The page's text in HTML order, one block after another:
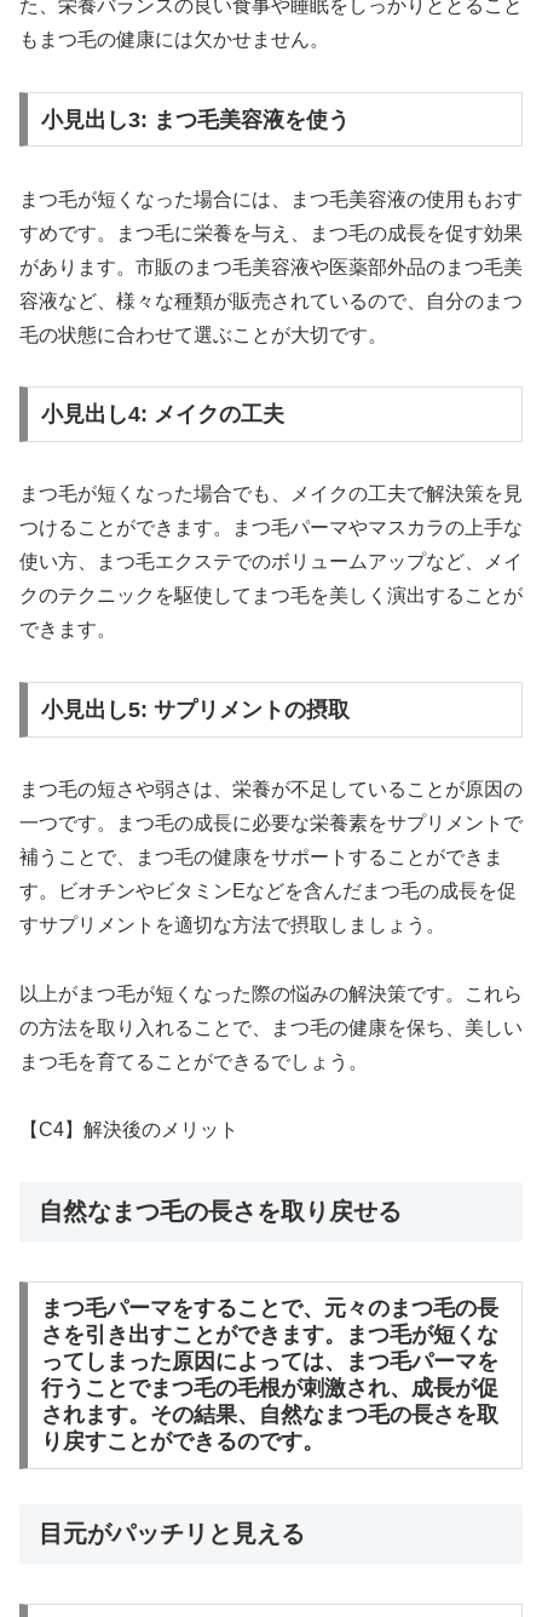
た、栄養バランスの良い食事や睡眠をしっかりととること
もまつ毛の健康には欠かせません。
小見出し3: まつ毛美容液を使う
まつ毛が短くなった場合には、まつ毛美容液の使用もおす
すめです。まつ毛に栄養を与え、まつ毛の成長を促す効果
があります。市販のまつ毛美容液や医薬部外品のまつ毛美
容液など、様々な種類が販売されているので、自分のまつ
毛の状態に合わせて選ぶことが大切です。
小見出し4: メイクの工夫
まつ毛が短くなった場合でも、メイクの工夫で解決策を見
つけることができます。まつ毛パーマやマスカラの上手な
使い方、まつ毛エクステでのボリュームアップなど、メイ
クのテクニックを駆使してまつ毛を美しく演出することが
できます。
小見出し5: サプリメントの摂取
まつ毛の短さや弱さは、栄養が不足していることが原因の
一つです。まつ毛の成長に必要な栄養素をサプリメントで
補うことで、まつ毛の健康をサポートすることができま
す。ビオチンやビタミンEなどを含んだまつ毛の成長を促
すサプリメントを適切な方法で摂取しましょう。
以上がまつ毛が短くなった際の悩みの解決策です。これら
の方法を取り入れることで、まつ毛の健康を保ち、美しい
まつ毛を育てることができるでしょう。
【C4】解決後のメリット
自然なまつ毛の長さを取り戻せる
まつ毛パーマをすることで、元々のまつ毛の長
さを引き出すことができます。まつ毛が短くな
ってしまった原因によっては、まつ毛パーマを
行うことでまつ毛の毛根が刺激され、成長が促
されます。その結果、自然なまつ毛の長さを取
り戻すことができるのです。
目元がパッチリと見える